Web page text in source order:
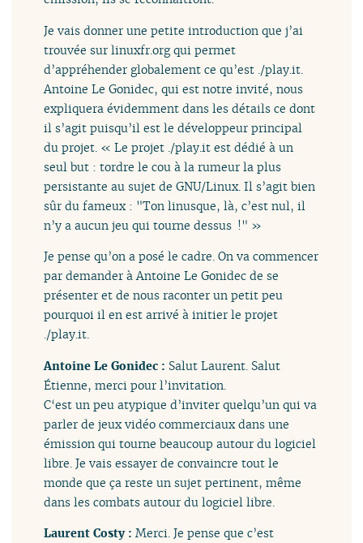
Je vais donner une petite introduction que j’ai
trouvée sur linuxfr.org qui permet
d’appréhender globalement ce qu’est ./play.it.
Antoine Le Gonidec, qui est notre invité, nous
expliquera évidemment dans les détails ce dont
il s’agit puisqu’il est le développeur principal
du projet. « Le projet ./play.it est dédié à un
seul but : tordre le cou à la rumeur la plus
persistante au sujet de GNU/Linux. Il s’agit bien
sûr du fameux : "Ton linusque, là, c’est nul, il
n’y a aucun jeu qui tourne dessus !" »
Je pense qu’on a posé le cadre. On va commencer
par demander à Antoine Le Gonidec de se
présenter et de nous raconter un petit peu
pourquoi il en est arrivé à initier le projet
./play.it.
Antoine Le Gonidec : Salut Laurent. Salut
Étienne, merci pour l’invitation.
C‘est un peu atypique d’inviter quelqu’un qui va
parler de jeux vidéo commerciaux dans une
émission qui tourne beaucoup autour du logiciel
libre. Je vais essayer de convaincre tout le
monde que ça reste un sujet pertinent, même
dans les combats autour du logiciel libre.
Laurent Costy :Merci. Je pense que c’est